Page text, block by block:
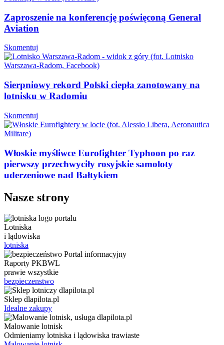
Zaproszenie na konferencję poświęconą General
Aviation
Skomentuj
Sierpniowy rekord Polski ciepła zanotowany na
lotnisku w Radomiu
Skomentuj
Włoskie myśliwce Eurofighter Typhoon po raz
pierwszy przechwyciły rosyjskie samoloty
uderzeniowe nad Bałtykiem
Nasze strony
Lotniska
i lądowiska
lotniska
Raporty PKBWL
prawie wszystkie
bezpieczenstwo
Sklep dlapilota.pl
Idealne zakupy
Malowanie lotnisk
Odmieniamy lotniska i lądowiska trawiaste